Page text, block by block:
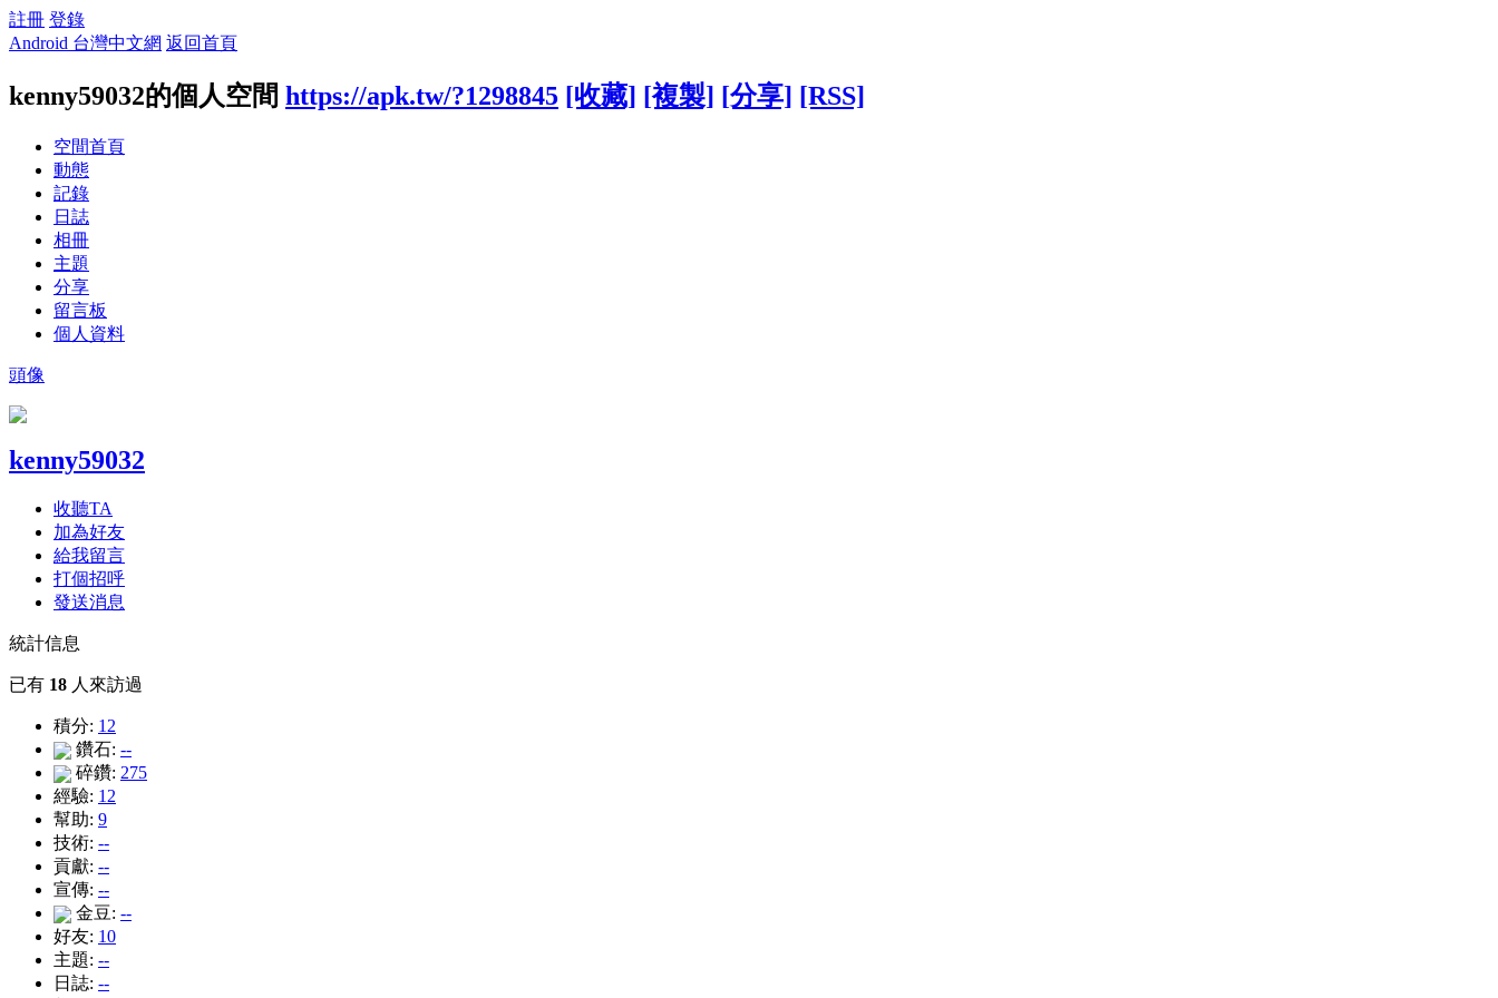
註冊 登錄
Android 台灣中文網 返回首頁
kenny59032的個人空間 https://apk.tw/?1298845 [收藏] [複製] [分享] [RSS]
空間首頁
動態
記錄
日誌
相冊
主題
分享
留言板
個人資料
頭像
kenny59032
收聽TA
加為好友
給我留言
打個招呼
發送消息
統計信息
已有 18 人來訪過
積分: 12
鑽石: --
碎鑽: 275
經驗: 12
幫助: 9
技術: --
貢獻: --
宣傳: --
金豆: --
好友: 10
主題: --
日誌: --